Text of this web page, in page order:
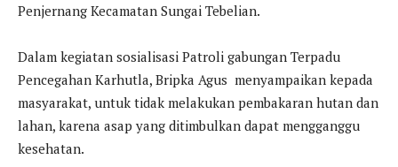
Penjernang Kecamatan Sungai Tebelian.
Dalam kegiatan sosialisasi Patroli gabungan Terpadu
Pencegahan Karhutla, Bripka Agus menyampaikan kepada
masyarakat, untuk tidak melakukan pembakaran hutan dan
lahan, karena asap yang ditimbulkan dapat mengganggu
kesehatan.